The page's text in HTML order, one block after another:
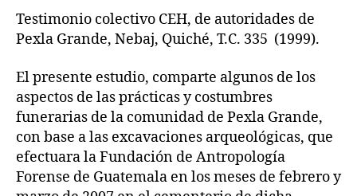
Testimonio colectivo CEH, de autoridades de
Pexla Grande, Nebaj, Quiché, T.C. 335 (1999).
El presente estudio, comparte algunos de los
aspectos de las prácticas y costumbres
funerarias de la comunidad de Pexla Grande,
con base a las excavaciones arqueológicas, que
efectuara la Fundación de Antropología
Forense de Guatemala en los meses de febrero y